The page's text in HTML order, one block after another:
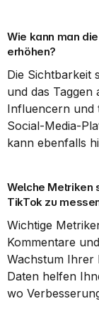
Wie kann man
erhöhen?
Die Sichtbarkeit
und das Taggen
Influencern und
Social-Media-
kann ebenfalls
Welche Metriken
TikTok zu
Wichtige
Kommentare
Wachstum Ihrer
Daten helfen
wo